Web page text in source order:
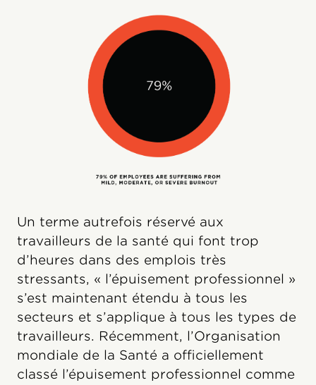
Un terme autrefois réservé aux
travailleurs de la santé qui font trop
d’heures dans des emplois très
stressants, « l’épuisement professionnel »
s’est maintenant étendu à tous les
secteurs et s’applique à tous les types de
travailleurs. Récemment, l’Organisation
mondiale de la Santé a officiellement
classé l’épuisement professionnel comme